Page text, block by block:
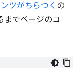
ツがちらつく の
までページのコ